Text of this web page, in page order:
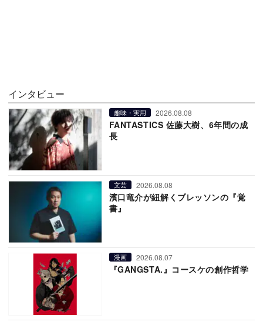
インタビュー
趣味・実用 2026.08.08
FANTASTICS 佐藤大樹、6年間の成
長
文芸 2026.08.08
濱口竜介が紐解くブレッソンの『覚
書』
漫画 2026.08.07
『GANGSTA.』コースケの創作哲学